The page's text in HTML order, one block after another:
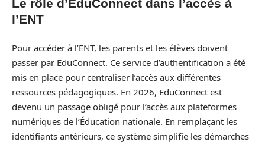
Le rôle d’EduConnect dans l’accès à
l’ENT
Pour accéder à l’ENT, les parents et les élèves doivent
passer par EduConnect. Ce service d’authentification a été
mis en place pour centraliser l’accès aux différentes
ressources pédagogiques. En 2026, EduConnect est
devenu un passage obligé pour l’accès aux plateformes
numériques de l’Éducation nationale. En remplaçant les
identifiants antérieurs, ce système simplifie les démarches